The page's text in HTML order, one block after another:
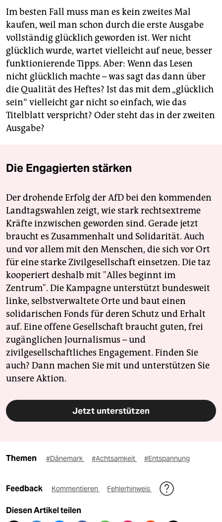
Im besten Fall muss man es kein zweites Mal
kaufen, weil man schon durch die erste Ausgabe
vollständig glücklich geworden ist. Wer nicht
glücklich wurde, wartet vielleicht auf neue, besser
funktionierende Tipps. Aber: Wenn das Lesen
nicht glücklich machte – was sagt das dann über
die Qualität des Heftes? Ist das mit dem „glücklich
sein“ vielleicht gar nicht so einfach, wie das
Titelblatt verspricht? Oder steht das in der zweiten
Ausgabe?
Die Engagierten stärken
Der drohende Erfolg der AfD bei den kommenden
Landtagswahlen zeigt, wie stark rechtsextreme
Kräfte inzwischen geworden sind. Gerade jetzt
braucht es Zusammenhalt und Solidarität. Auch
und vor allem mit den Menschen, die sich vor Ort
für eine starke Zivilgesellschaft einsetzen. Die taz
kooperiert deshalb mit "Alles beginnt im
Zentrum". Die Kampagne unterstützt bundesweit
linke, selbstverwaltete Orte und baut einen
solidarischen Fonds für deren Schutz und Erhalt
auf. Eine offene Gesellschaft braucht guten, frei
zugänglichen Journalismus – und
zivilgesellschaftliches Engagement. Finden Sie
auch? Dann machen Sie mit und unterstützen Sie
unsere Aktion.
Jetzt unterstützen
Themen #Dänemark #Achtsamkeit #Entspannung
Feedback Kommentieren Fehlerhinweis
Diesen Artikel teilen